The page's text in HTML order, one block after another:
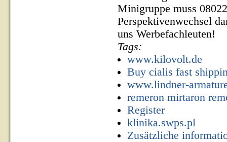
Minigruppe muss
Perspektivenwechsel
uns Werbefachleuten!
Tags:
www.kilovolt.de
Buy cialis fast
www.lindner-
remeron mirtaron
Register
klinika.swps.pl
Zusätzliche